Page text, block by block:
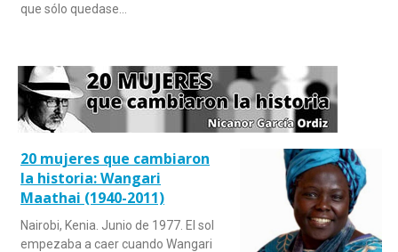
que sólo quedase…
20 mujeres que cambiaron
la historia: Wangari
Maathai (1940-2011)
Nairobi, Kenia. Junio de 1977. El sol
empezaba a caer cuando Wangari